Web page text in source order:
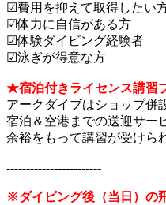
☑費用を抑えて取得したい
☑体力に自信がある方
☑体験ダイビング経験者
☑泳ぎが得意な方
★宿泊付きライセンス講習
アークダイブはショップ併
宿泊＆空港までの送迎サー
余裕をもって講習が受けら
------------------------
※ダイビング後（当日）の